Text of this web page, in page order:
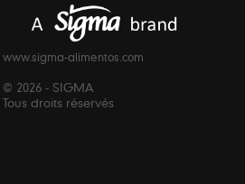
www.sigma-alimentos.com
© 2026 - SIGMA
Tous droits réservés